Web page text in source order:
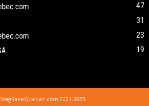
47
31
23
19
2001-2023